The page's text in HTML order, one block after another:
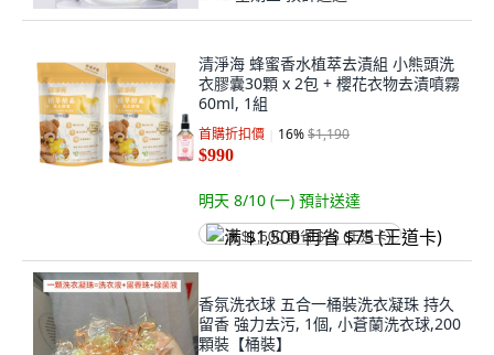
清淨海 蜂蜜香水植萃去漬組 小熊頭洗
衣膠囊30顆 x 2包 + 櫻花衣物去漬噴霧
60ml, 1組
首購折扣價 16%$1,190
$990
明天 8/10 (一) 預計送達
满 $1,500 再省 $75 (王道卡)
香氛洗衣球 五合一桶裝洗衣凝珠 持久
留香 強力去污, 1個, 小蒼蘭洗衣球,200
顆裝【桶裝】